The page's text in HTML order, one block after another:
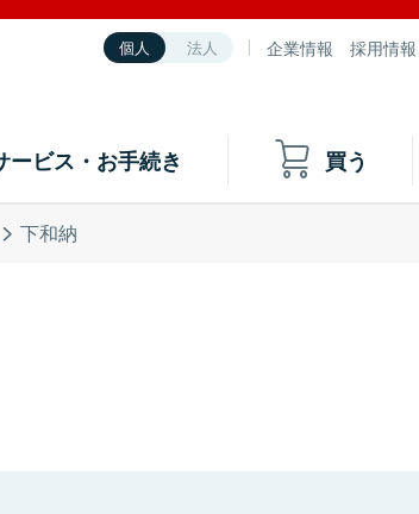
個人 法人 企業情報 採用情報
ービス・お手続き 買う
下和納